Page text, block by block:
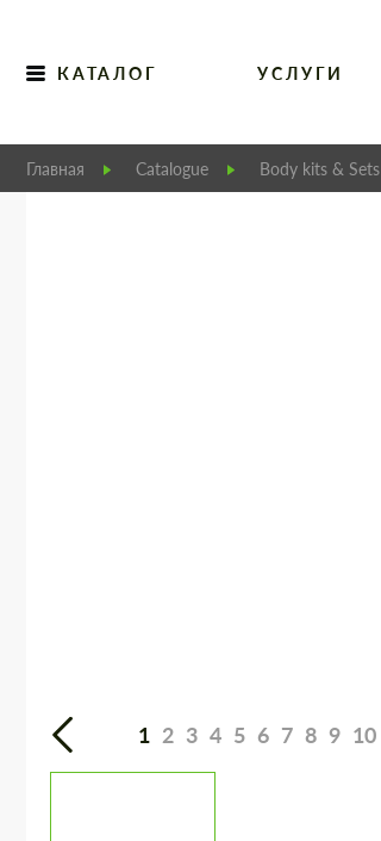
КАТАЛОГ УСЛУГИ
Главная Catalogue Body kits & Sets
1 2 3 4 5 6 7 8 9 10